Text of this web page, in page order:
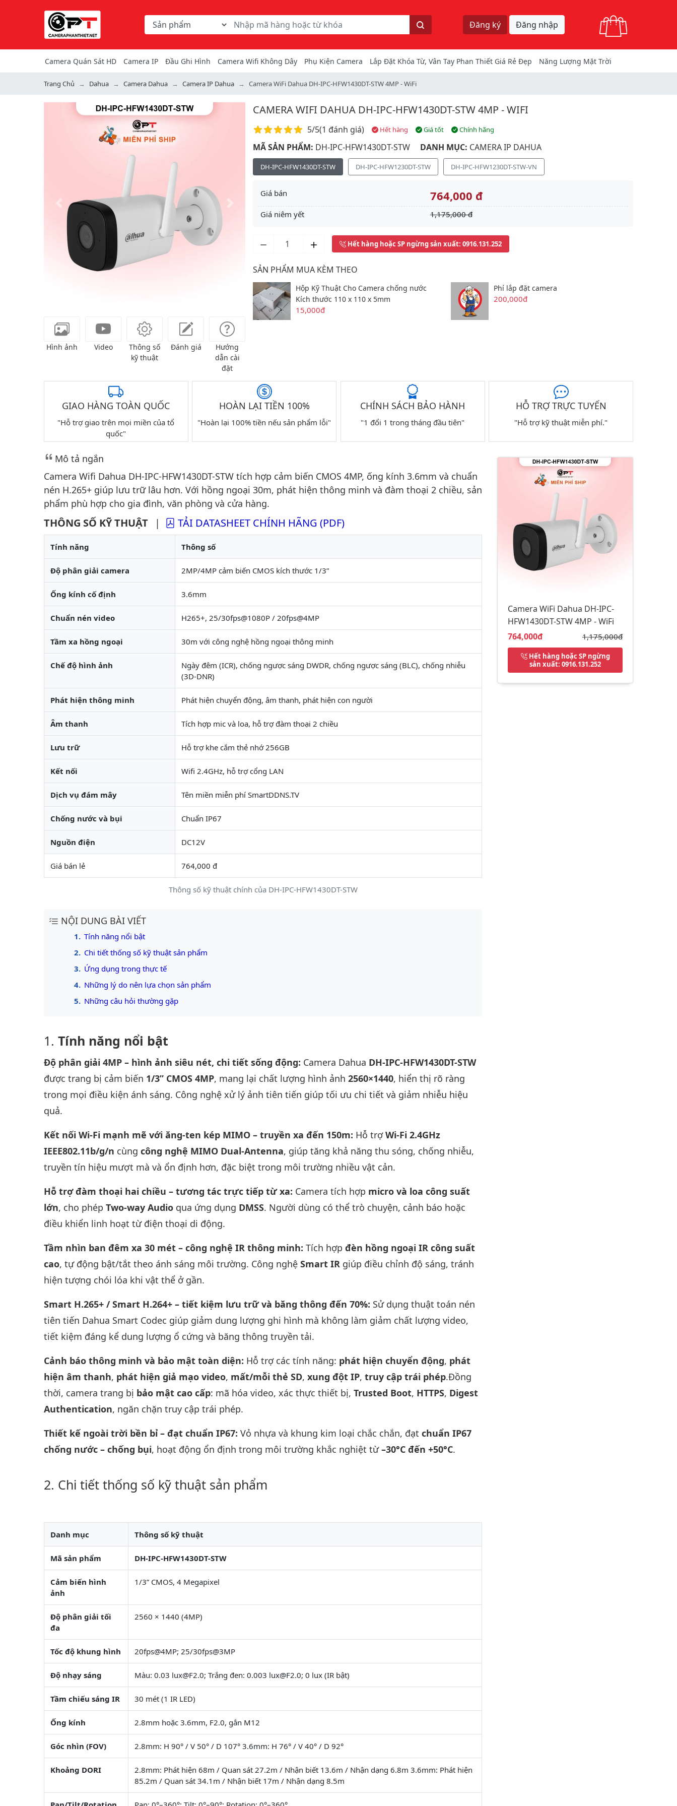
Chọn danh mục tìm kiếm
Từ khóa hoặc mã hàng
Tìm kiếm
Đăng ký Đăng nhập
Camera Quán Sát HD Camera IP Đầu Ghi Hình Camera Wifi Không Dây Phụ Kiện Camera Lắp Đặt Khóa Từ, Vân Tay Phan Thiết Giá Rẻ Đẹp Năng Lượng Mặt Trời
Trang Chủ Dahua Camera Dahua Camera IP Dahua Camera WiFi Dahua DH-IPC-HFW1430DT-STW 4MP - WiFi
Previous
Hình ảnh Video
Thông số
kỹ thuật
Đánh giá
Hướng
dẫn cài
đặt
CAMERA WIFI DAHUA DH-IPC-HFW1430DT-STW 4MP - WIFI
Điểm đánh giá
5/5(1 đánh giá) Hết hàng Giá tốt Chính hãng
MÃ SẢN PHẨM: DH-IPC-HFW1430DT-STW DANH MỤC: CAMERA IP DAHUA
DH-IPC-HFW1430DT-STW DH-IPC-HFW1230DT-STW DH-IPC-HFW1230DT-STW-VN
Giá bán 764,000 đ
Giá niêm yết 1,175,000 đ
Hết hàng hoặc SP ngừng sản xuất: 0916.131.252
SẢN PHẨM MUA KÈM THEO
Hộp Kỹ Thuật Cho Camera chống nước
Kích thước 110 x 110 x 5mm
15,000đ
Phí lắp đặt camera
200,000đ
GIAO HÀNG TOÀN QUỐC
"Hỗ trợ giao trên mọi miền của tổ
quốc"
HOÀN LẠI TIỀN 100%
"Hoàn lại 100% tiền nếu sản phẩm lỗi"
CHÍNH SÁCH BẢO HÀNH
"1 đổi 1 trong tháng đầu tiên"
HỖ TRỢ TRỰC TUYẾN
"Hỗ trợ kỹ thuật miễn phí."
Mô tả ngắn
Camera Wifi Dahua DH-IPC-HFW1430DT-STW tích hợp cảm biến CMOS 4MP, ống kính 3.6mm và chuẩn
nén H.265+ giúp lưu trữ lâu hơn. Với hồng ngoại 30m, phát hiện thông minh và đàm thoại 2 chiều, sản
phẩm phù hợp cho gia đình, văn phòng và cửa hàng.
THÔNG SỐ KỸ THUẬT | TẢI DATASHEET CHÍNH HÃNG (PDF)
Thông số kỹ thuật chính của DH-IPC-HFW1430DT-STW
Tính năng Thông số
Độ phân giải camera 2MP/4MP cảm biến CMOS kích thước 1/3”
Ống kính cố định 3.6mm
Chuẩn nén video H265+, 25/30fps@1080P / 20fps@4MP
Tầm xa hồng ngoại 30m với công nghệ hồng ngoại thông minh
Chế độ hình ảnh
Ngày đêm (ICR), chống ngược sáng DWDR, chống ngược sáng (BLC), chống nhiễu
(3D-DNR)
Phát hiện thông minh Phát hiện chuyển động, âm thanh, phát hiện con người
Âm thanh Tích hợp mic và loa, hỗ trợ đàm thoại 2 chiều
Lưu trữ Hỗ trợ khe cắm thẻ nhớ 256GB
Kết nối Wifi 2.4GHz, hỗ trợ cổng LAN
Dịch vụ đám mây Tên miền miễn phí SmartDDNS.TV
Chống nước và bụi Chuẩn IP67
Nguồn điện DC12V
Giá bán lẻ 764,000 đ
NỘI DUNG BÀI VIẾT
Tính năng nổi bật
Chi tiết thống số kỹ thuật sản phẩm
Ứng dụng trong thực tế
Những lý do nên lựa chọn sản phẩm
Những câu hỏi thường gặp
Tính năng nổi bật
Độ phân giải 4MP – hình ảnh siêu nét, chi tiết sống động: Camera Dahua DH-IPC-HFW1430DT-STW
được trang bị cảm biến 1/3” CMOS 4MP, mang lại chất lượng hình ảnh 2560×1440, hiển thị rõ ràng
trong mọi điều kiện ánh sáng. Công nghệ xử lý ảnh tiên tiến giúp tối ưu chi tiết và giảm nhiễu hiệu
quả.
Kết nối Wi-Fi mạnh mẽ với ăng-ten kép MIMO – truyền xa đến 150m: Hỗ trợWi-Fi 2.4GHz
IEEE802.11b/g/n cùng công nghệ MIMO Dual-Antenna, giúp tăng khả năng thu sóng, chống nhiễu,
truyền tín hiệu mượt mà và ổn định hơn, đặc biệt trong môi trường nhiều vật cản.
Hỗ trợ đàm thoại hai chiều – tương tác trực tiếp từ xa: Camera tích hợp micro và loa công suất
lớn, cho phép Two-way Audio qua ứng dụng DMSS. Người dùng có thể trò chuyện, cảnh báo hoặc
điều khiển linh hoạt từ điện thoại di động.
Tầm nhìn ban đêm xa 30 mét – công nghệ IR thông minh: Tích hợp đèn hồng ngoại IR công suất
cao, tự động bật/tắt theo ánh sáng môi trường. Công nghệ Smart IR giúp điều chỉnh độ sáng, tránh
hiện tượng chói lóa khi vật thể ở gần.
Smart H.265+ / Smart H.264+ – tiết kiệm lưu trữ và băng thông đến 70%: Sử dụng thuật toán nén
tiên tiến Dahua Smart Codec giúp giảm dung lượng ghi hình mà không làm giảm chất lượng video,
tiết kiệm đáng kể dung lượng ổ cứng và băng thông truyền tải.
Cảnh báo thông minh và bảo mật toàn diện: Hỗ trợ các tính năng: phát hiện chuyển động, phát
hiện âm thanh, phát hiện giả mạo video, mất/mỗi thẻ SD, xung đột IP, truy cập trái phép.Đồng
thời, camera trang bị bảo mật cao cấp: mã hóa video, xác thực thiết bị, Trusted Boot, HTTPS, Digest
Authentication, ngăn chặn truy cập trái phép.
Thiết kế ngoài trời bền bỉ – đạt chuẩn IP67: Vỏ nhựa và khung kim loại chắc chắn, đạt chuẩn IP67
chống nước – chống bụi, hoạt động ổn định trong môi trường khắc nghiệt từ–30°C đến +50°C.
Chi tiết thống số kỹ thuật sản phẩm
Danh mục Thông số kỹ thuật
Mã sản phẩm DH-IPC-HFW1430DT-STW
Cảm biến hình
ảnh
1/3” CMOS, 4 Megapixel
Độ phân giải tối
đa
2560 × 1440 (4MP)
Tốc độ khung hình 20fps@4MP; 25/30fps@3MP
Độ nhạy sáng Màu: 0.03 lux@F2.0; Trắng đen: 0.003 lux@F2.0; 0 lux (IR bật)
Tầm chiếu sáng IR 30 mét (1 IR LED)
Ống kính 2.8mm hoặc 3.6mm, F2.0, gắn M12
Góc nhìn (FOV) 2.8mm: H 90° / V 50° / D 107° 3.6mm: H 76° / V 40° / D 92°
Khoảng DORI
2.8mm: Phát hiện 68m / Quan sát 27.2m / Nhận biết 13.6m / Nhận dạng 6.8m 3.6mm: Phát hiện
85.2m / Quan sát 34.1m / Nhận biết 17m / Nhận dạng 8.5m
Camera WiFi Dahua DH-IPC-
HFW1430DT-STW 4MP - WiFi
Giá bán:
764,000đ Giá gốc:
1,175,000đ
Hết hàng hoặc SP ngừng
sản xuất: 0916.131.252